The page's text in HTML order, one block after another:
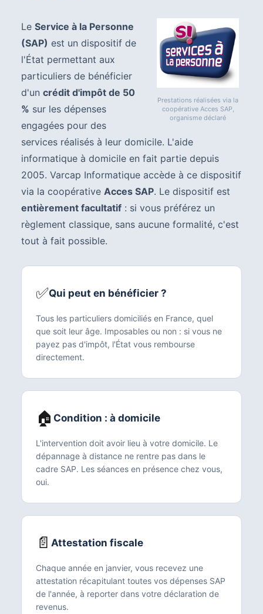
Prestations réalisées via la
coopérative Acces SAP,
organisme déclaré
Le Service à la Personne
(SAP) est un dispositif de
l'État permettant aux
particuliers de bénéficier
d'un crédit d'impôt de 50
% sur les dépenses
engagées pour des
services réalisés à leur domicile. L'aide
informatique à domicile en fait partie depuis
2005. Varcap Informatique accède à ce dispositif
via la coopérative Acces SAP. Le dispositif est
entièrement facultatif : si vous préférez un
règlement classique, sans aucune formalité, c'est
tout à fait possible.
✅Qui peut en bénéficier ?
Tous les particuliers domiciliés en France, quel
que soit leur âge. Imposables ou non : si vous ne
payez pas d'impôt, l'État vous rembourse
directement.
🏠 Condition : à domicile
L'intervention doit avoir lieu à votre domicile. Le
dépannage à distance ne rentre pas dans le
cadre SAP. Les séances en présence chez vous,
oui.
📄 Attestation fiscale
Chaque année en janvier, vous recevez une
attestation récapitulant toutes vos dépenses SAP
de l'année, à reporter dans votre déclaration de
revenus.